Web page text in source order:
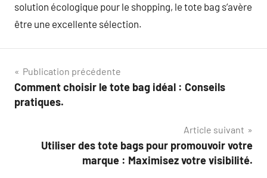
solution écologique pour le shopping, le tote bag s’avère
être une excellente sélection.
Navigation
de
Publication précédente
Comment choisir le tote bag idéal : Conseils
pratiques.
Article suivant
Utiliser des tote bags pour promouvoir votre
marque : Maximisez votre visibilité.